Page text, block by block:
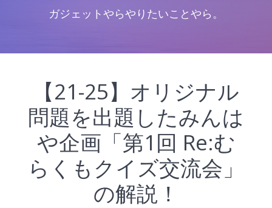
ガジェットやらやりたいことやら。
【21-25】オリジナル
問題を出題したみんは
や企画「第1回 Re:む
らくもクイズ交流会」
の解説！